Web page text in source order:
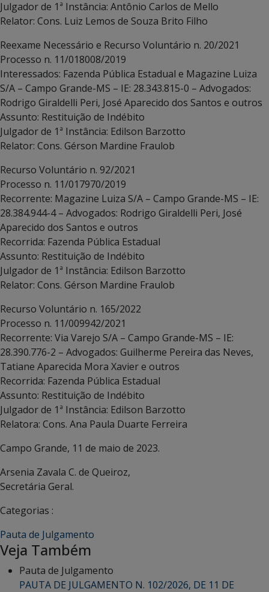
Julgador de 1ª Instância: Antônio Carlos de Mello
Relator: Cons. Luiz Lemos de Souza Brito Filho
Reexame Necessário e Recurso Voluntário n. 20/2021
Processo n. 11/018008/2019
Interessados: Fazenda Pública Estadual e Magazine Luiza
S/A – Campo Grande-MS – IE: 28.343.815-0 – Advogados:
Rodrigo Giraldelli Peri, José Aparecido dos Santos e outros
Assunto: Restituição de Indébito
Julgador de 1ª Instância: Edilson Barzotto
Relator: Cons. Gérson Mardine Fraulob
Recurso Voluntário n. 92/2021
Processo n. 11/017970/2019
Recorrente: Magazine Luiza S/A – Campo Grande-MS – IE:
28.384.944-4 – Advogados: Rodrigo Giraldelli Peri, José
Aparecido dos Santos e outros
Recorrida: Fazenda Pública Estadual
Assunto: Restituição de Indébito
Julgador de 1ª Instância: Edilson Barzotto
Relator: Cons. Gérson Mardine Fraulob
Recurso Voluntário n. 165/2022
Processo n. 11/009942/2021
Recorrente: Via Varejo S/A – Campo Grande-MS – IE:
28.390.776-2 – Advogados: Guilherme Pereira das Neves,
Tatiane Aparecida Mora Xavier e outros
Recorrida: Fazenda Pública Estadual
Assunto: Restituição de Indébito
Julgador de 1ª Instância: Edilson Barzotto
Relatora: Cons. Ana Paula Duarte Ferreira
Campo Grande, 11 de maio de 2023.
Arsenia Zavala C. de Queiroz,
Secretária Geral.
Categorias :
Pauta de Julgamento
Veja Também
Pauta de Julgamento
PAUTA DE JULGAMENTO N. 102/2026, DE 11 DE